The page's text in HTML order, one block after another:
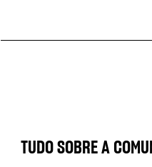
TUDO SOBRE A